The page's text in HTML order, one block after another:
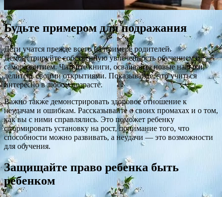
Будьте примером для подражания
Дети учатся прежде всего на примере родителей.
Демонстрируйте собственную увлеченность обучением и
саморазвитием. Читайте книги, осваивайте новые навыки,
делитесь своими открытиями. Показывайте, что учиться
интересно в любом возрасте.
Важно также демонстрировать здоровое отношение к
неудачам и ошибкам. Рассказывайте о своих промахах и о том,
как вы с ними справлялись. Это поможет ребенку
сформировать установку на рост, понимание того, что
способности можно развивать, а неудачи — это возможности
для обучения.
Защищайте право ребенка быть
ребенком